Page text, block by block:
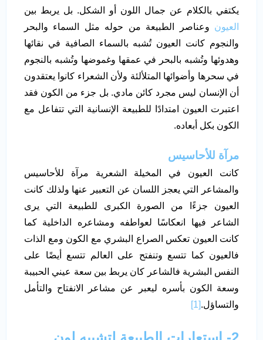
يكتفي بالكلام عن جمال اللون أو الشكل. بل يربط بين
العيون وعناصر الطبيعة من حوله مثل السماء والبحر
والنجوم كانت العيون تُشبه بالسماء الصافية في نقائها
وهدوئها وتُشبه بالبحر في عمقها وغموضها وتُشبه بالنجوم
في سحرها وأضوائها المتلألئة ولأن الشعراء كانوا يعتقدون
أن الإنسان ليس مجرد كائن مادي. بل جزء من الكون فقد
اعتبرت العيون امتدادًا للطبيعة الإنسانية التي تتفاعل مع
الكون بكل أبعاده.
مرآة للأحاسيس
كانت العيون في المخيلة الشعرية مرآة للأحاسيس
والمشاعر التي يعجز اللسان عن التعبير عنها ولذلك كانت
العيون جزءًا من الصورة الكبرى للطبيعة التي يرى
الشاعر فيها انعكاسًا لعواطفه ومشاعره الداخلية كما
كانت العيون تعكس الصراع البشري مع الكون ومع الذات
فالعيون كما تتسع وتنفتح على العالم تتسع أيضًا على
النفس البشرية فالشاعر كان يربط بين سعة عيني الحبيبة
وسعة الكون بأسره ليعبر عن مشاعر الانفتاح والتأمل
والتساؤل.[1]